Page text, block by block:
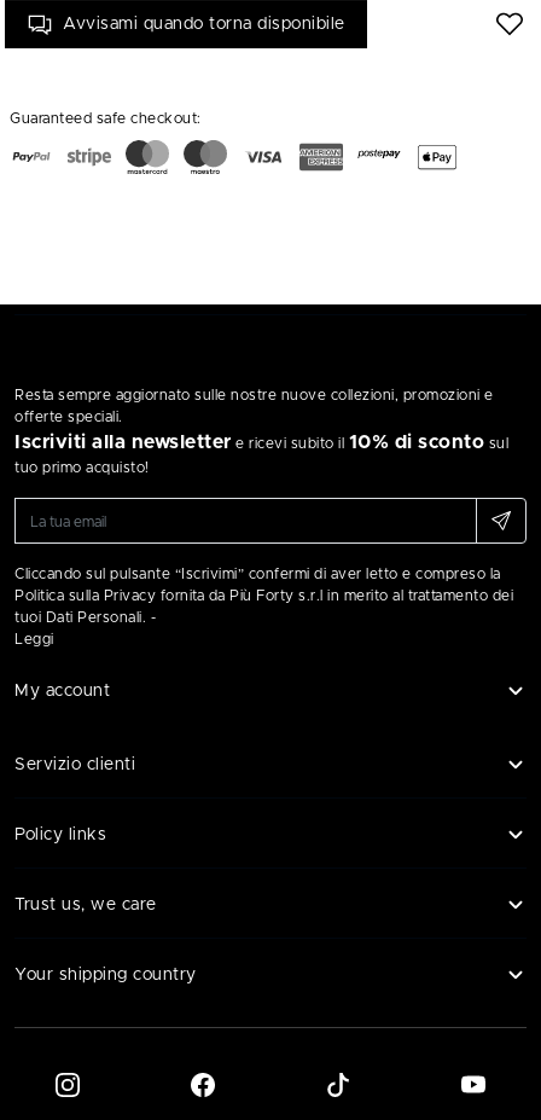
Avvisami quando torna disponibile
Guaranteed safe checkout:
Resta sempre aggiornato sulle nostre nuove collezioni, promozioni e
offerte speciali.
Iscriviti alla newsletter e ricevi subito il 10% di sconto sul
tuo primo acquisto!
Cliccando sul pulsante “Iscrivimi” confermi di aver letto e compreso la
Politica sulla Privacy fornita da Più Forty s.r.l in merito al trattamento dei
tuoi Dati Personali. -
Leggi
My account
Servizio clienti
Policy links
Trust us, we care
Your shipping country